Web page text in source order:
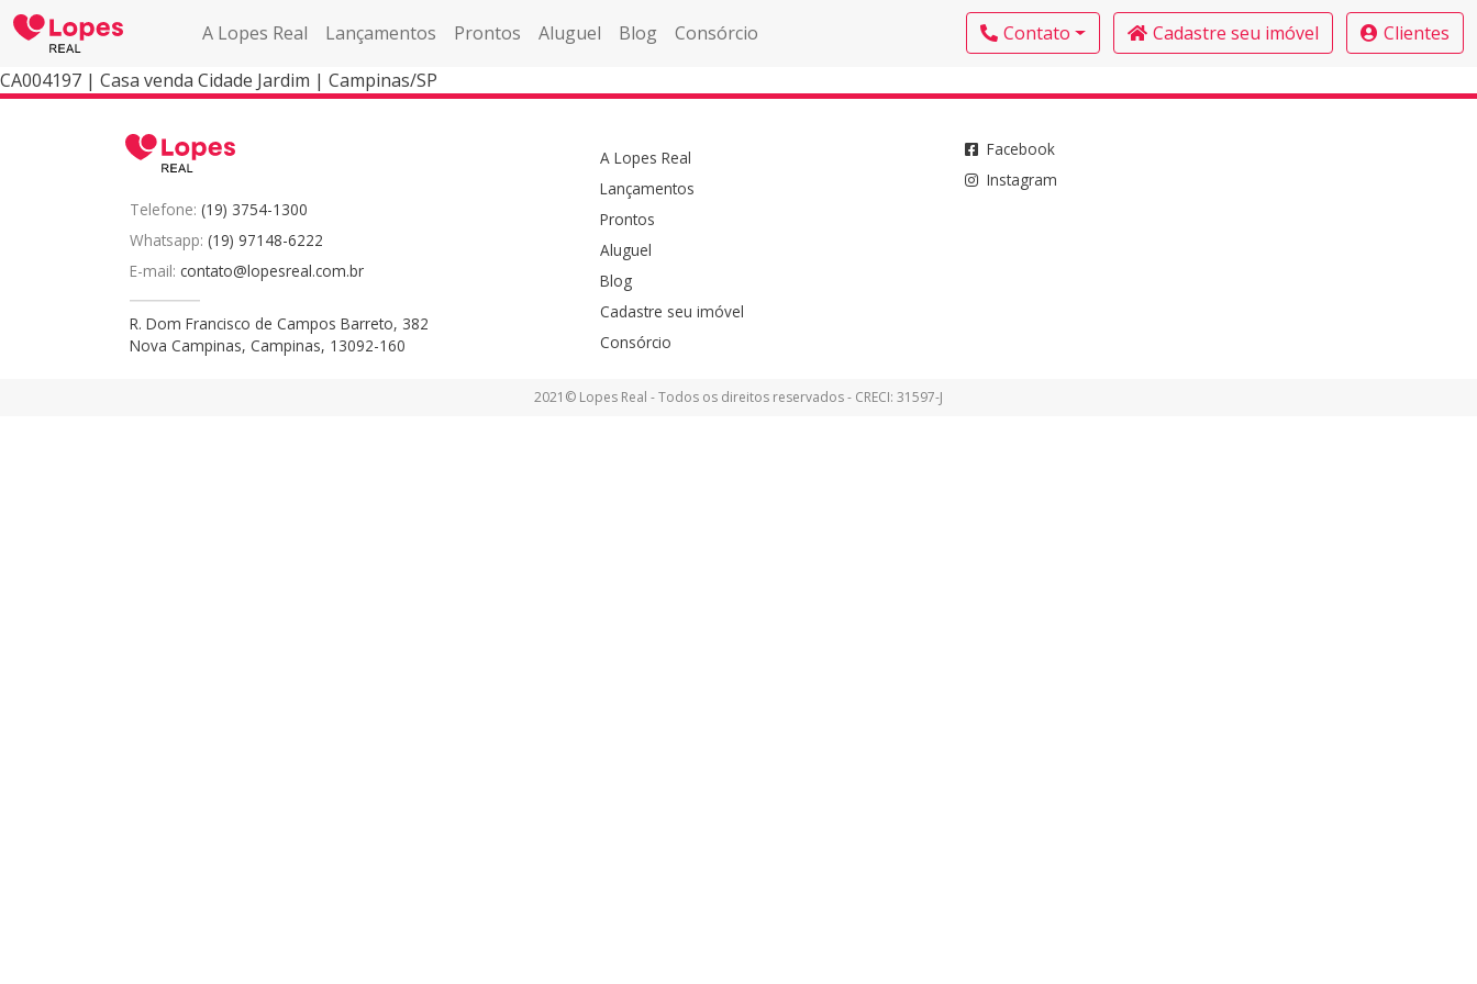
A Lopes Real Lançamentos Prontos Aluguel Blog Consórcio Contato Cadastre seu imóvel
Clientes
CA004197 | Casa venda Cidade Jardim | Campinas/SP
Telefone: (19) 3754-1300
Whatsapp: (19) 97148-6222
E-mail: contato@lopesreal.com.br
R. Dom Francisco de Campos Barreto, 382
Nova Campinas, Campinas, 13092-160
A Lopes Real
Lançamentos
Prontos
Aluguel
Blog
Cadastre seu imóvel
Consórcio
Facebook
Instagram
2021© Lopes Real - Todos os direitos reservados - CRECI: 31597-J